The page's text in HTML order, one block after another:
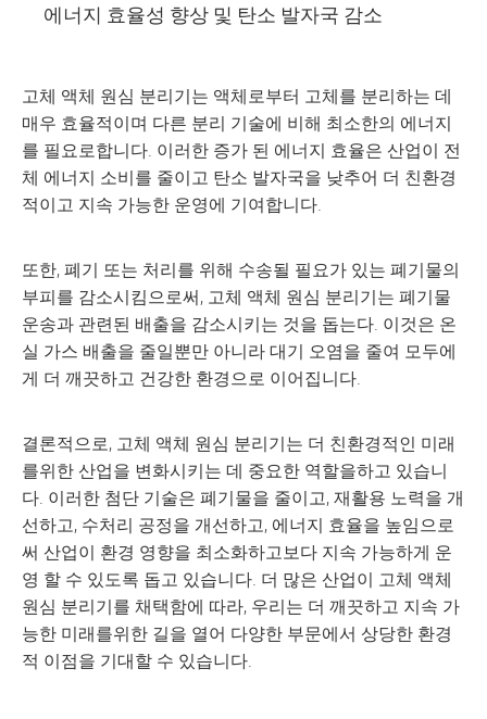
에너지 효율성 향상 및 탄소 발자국 감소
고체 액체 원심 분리기는 액체로부터 고체를 분리하는 데
매우 효율적이며 다른 분리 기술에 비해 최소한의 에너지
를 필요로합니다. 이러한 증가 된 에너지 효율은 산업이 전
체 에너지 소비를 줄이고 탄소 발자국을 낮추어 더 친환경
적이고 지속 가능한 운영에 기여합니다.
또한, 폐기 또는 처리를 위해 수송될 필요가 있는 폐기물의
부피를 감소시킴으로써, 고체 액체 원심 분리기는 폐기물
운송과 관련된 배출을 감소시키는 것을 돕는다. 이것은 온
실 가스 배출을 줄일뿐만 아니라 대기 오염을 줄여 모두에
게 더 깨끗하고 건강한 환경으로 이어집니다.
결론적으로, 고체 액체 원심 분리기는 더 친환경적인 미래
를위한 산업을 변화시키는 데 중요한 역할을하고 있습니
다. 이러한 첨단 기술은 폐기물을 줄이고, 재활용 노력을 개
선하고, 수처리 공정을 개선하고, 에너지 효율을 높임으로
써 산업이 환경 영향을 최소화하고보다 지속 가능하게 운
영 할 수 있도록 돕고 있습니다. 더 많은 산업이 고체 액체
원심 분리기를 채택함에 따라, 우리는 더 깨끗하고 지속 가
능한 미래를위한 길을 열어 다양한 부문에서 상당한 환경
적 이점을 기대할 수 있습니다.